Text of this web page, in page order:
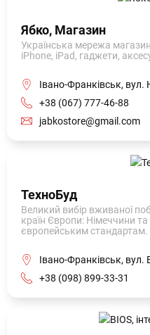
Ябко, Магазин
Українська мережа
iPhone, iPad, гаджети,
Івано-Франківськ, вул.
+38 (067) 777-46-88
jabkostore@gmail.com
ТехноБуд
Великий вибір вживаної
країн Європи: Німеччини та
європейським стандартам.
Івано-Франківськ, вул.
+38 (098) 899-33-31